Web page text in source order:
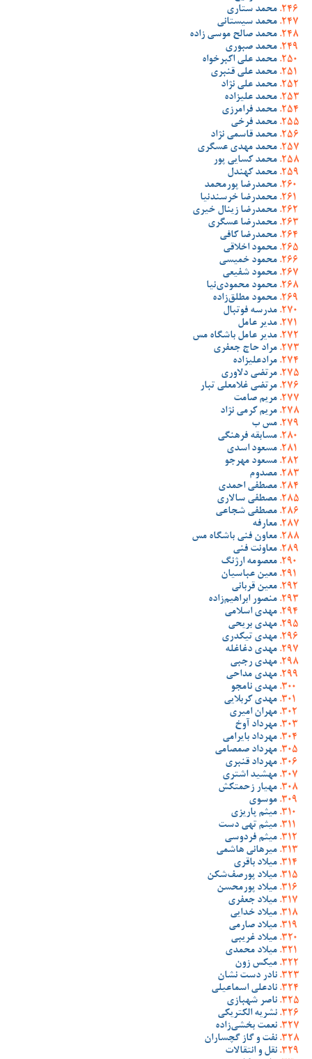
محمد ستاری
محمد سیستانی
محمد صالح موسی زاده
محمد صبوری
محمد علی اکبرخواه
محمد علی قنبری
محمد علی نژاد
محمد علیزاده
محمد فرامرزی
محمد فرخی
محمد قاسمی نژاد
محمد مهدی عسگری
محمد کسایی پور
محمد کهندل
محمدرضا پورمحمد
محمدرضا خرسندنیا
محمدرضا زینال خیری
محمدرضا عسگری
محمدرضا کافی
محمود اخلاقی
محمود خمیسی
محمود شفیعی
محمود محمودی‌نیا
محمود مطلق‌زاده
مدرسه فوتبال
مدیر عامل
مدیر عامل باشگاه مس
مراد حاج جعفری
مرادعلیزاده
مرتضی دلاوری
مرتضی غلامعلی تبار
مریم صامت
مریم کرمی نژاد
مس ب
مسابقه فرهنگی
مسعود اسدی
مسعود مهرجو
مصدوم
مصطفی احمدی
مصطفی سالاری
مصطفی شجاعی
معارفه
معاون فنی باشگاه مس
معاونت فنی
معصومه ارژنگ
معین عباسیان
معین قربانی
منصور ابراهیم‌زاده
مهدی اسلامی
مهدی بریحی
مهدی تیکدری
مهدی دغاغله
مهدی رجبی
مهدی مداحی
مهدی نامجو
مهدی کربلایی
مهران امیری
مهرداد آوخ
مهرداد بایرامی
مهرداد صمصامی
مهرداد قنبری
مهشید اشتری
مهیار زحمتکش
موسوی
میثم پاریزی
میثم تهی دست
میثم فردوسی
میرهانی هاشمی
میلاد باقری
میلاد پورصف‌شکن
میلاد پورمحسن
میلاد جعفری
میلاد خدایی
میلاد صارمی
میلاد غریبی
میلاد محمدی
میکس زون
نادر دست نشان
نادعلی اسماعیلی
ناصر شهبازی
نشریه الکتریکی
نعمت بخشی‌زاده
نفت و گاز گچساران
نقل و انتقالات